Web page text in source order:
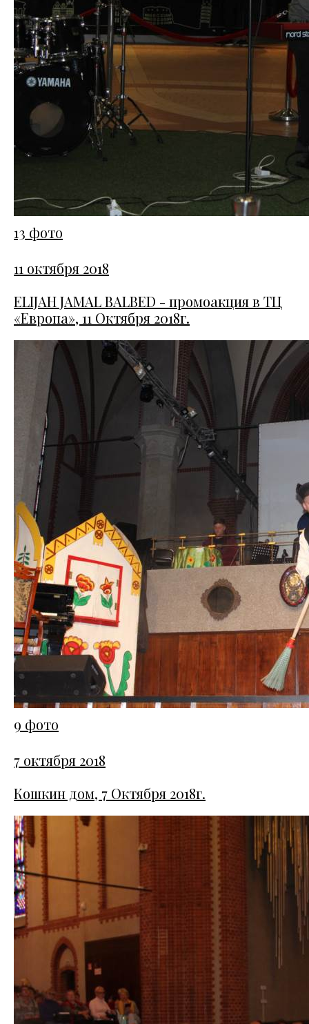
13 фото
11 октября 2018
ELIJAH JAMAL BALBED - промоакция в ТЦ
«Европа», 11 Октября 2018г.
9 фото
7 октября 2018
Кошкин дом, 7 Октября 2018г.